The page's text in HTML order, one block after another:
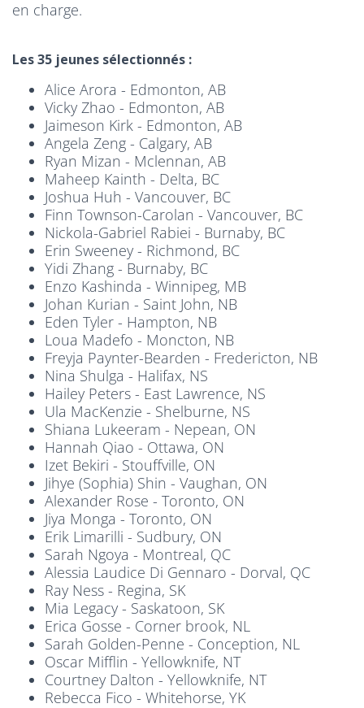
en charge.
Les 35 jeunes sélectionnés :
Alice Arora - Edmonton, AB
Vicky Zhao - Edmonton, AB
Jaimeson Kirk - Edmonton, AB
Angela Zeng - Calgary, AB
Ryan Mizan - Mclennan, AB
Maheep Kainth - Delta, BC
Joshua Huh - Vancouver, BC
Finn Townson-Carolan - Vancouver, BC
Nickola-Gabriel Rabiei - Burnaby, BC
Erin Sweeney - Richmond, BC
Yidi Zhang - Burnaby, BC
Enzo Kashinda - Winnipeg, MB
Johan Kurian - Saint John, NB
Eden Tyler - Hampton, NB
Loua Madefo - Moncton, NB
Freyja Paynter-Bearden - Fredericton, NB
Nina Shulga - Halifax, NS
Hailey Peters - East Lawrence, NS
Ula MacKenzie - Shelburne, NS
Shiana Lukeeram - Nepean, ON
Hannah Qiao - Ottawa, ON
Izet Bekiri - Stouffville, ON
Jihye (Sophia) Shin - Vaughan, ON
Alexander Rose - Toronto, ON
Jiya Monga - Toronto, ON
Erik Limarilli - Sudbury, ON
Sarah Ngoya - Montreal, QC
Alessia Laudice Di Gennaro - Dorval, QC
Ray Ness - Regina, SK
Mia Legacy - Saskatoon, SK
Erica Gosse - Corner brook, NL
Sarah Golden-Penne - Conception, NL
Oscar Mifflin - Yellowknife, NT
Courtney Dalton - Yellowknife, NT
Rebecca Fico - Whitehorse, YK